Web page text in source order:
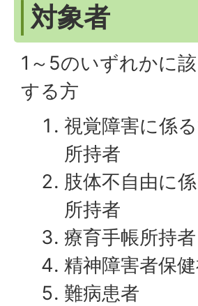
対象者
1～5のいずれかに
する方
視覚障害に係
所持者
肢体不自由に
所持者
療育手帳所持者
精神障害者保
難病患者